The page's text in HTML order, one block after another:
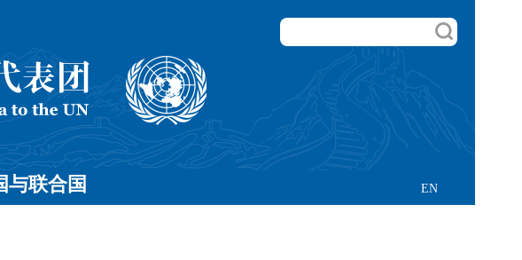
EN
与联合国